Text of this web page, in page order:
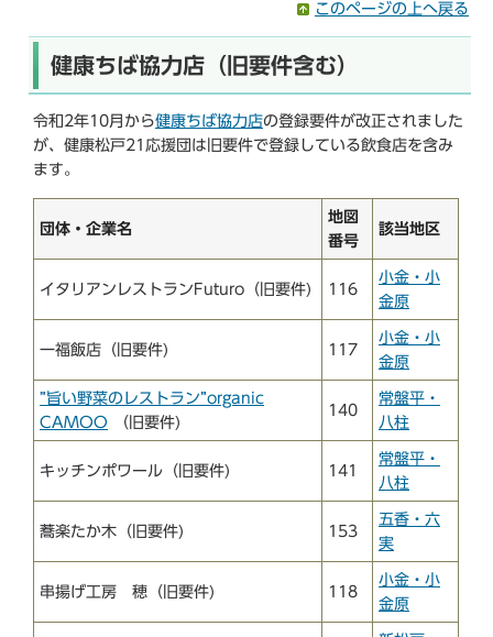
このページの上へ戻る
健康ちば協力店（旧要件含む）
令和2年10月から健康ちば協力店の登録要件が改正されました
が、健康松戸21応援団は旧要件で登録している飲食店を含み
ます。
団体・企業名
地図
番号
該当地区
イタリアンレストランFuturo（旧要件) 116
小金・小
金原
一福飯店（旧要件) 117
小金・小
金原
”旨い野菜のレストラン”organic
CAMOO （旧要件)
140
常盤平・
八柱
キッチンポワール（旧要件) 141
常盤平・
八柱
蕎楽たか木（旧要件) 153
五香・六
実
串揚げ工房 穂（旧要件) 118
小金・小
金原